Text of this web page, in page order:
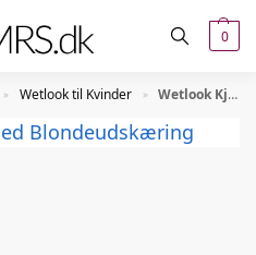
0
» Wetlook til Kvinder » Wetlook Kjole med Blondeudskæring